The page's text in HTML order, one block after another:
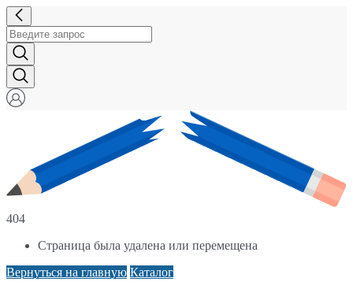
404
Страница была удалена или перемещена
Вернуться на главную Каталог